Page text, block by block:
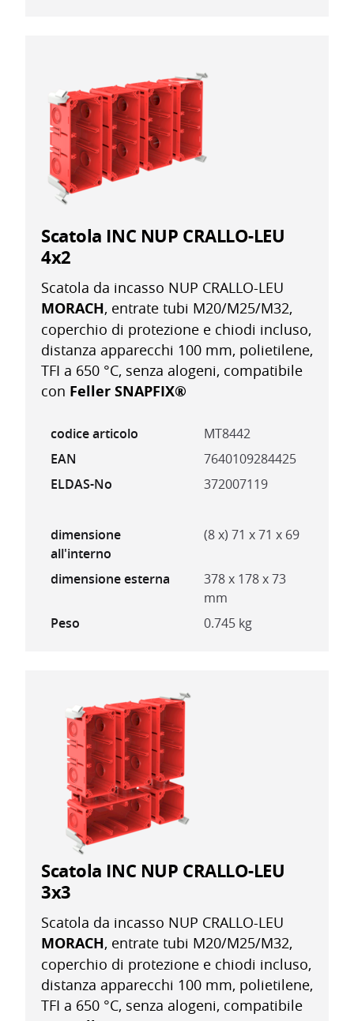
Scatola INC NUP CRALLO-LEU
4x2
Scatola da incasso NUP CRALLO-LEU
MORACH, entrate tubi M20/M25/M32,
coperchio di protezione e chiodi incluso,
distanza apparecchi 100 mm, polietilene,
TFI a 650 °C, senza alogeni, compatibile
con Feller SNAPFIX®
codice articolo
MT8442
EAN
7640109284425
ELDAS-No
372007119
dimensione
all'interno
(8 x) 71 x 71 x 69
dimensione esterna
378 x 178 x 73
mm
Peso
0.745 kg
Scatola INC NUP CRALLO-LEU
3x3
Scatola da incasso NUP CRALLO-LEU
MORACH, entrate tubi M20/M25/M32,
coperchio di protezione e chiodi incluso,
distanza apparecchi 100 mm, polietilene,
TFI a 650 °C, senza alogeni, compatibile